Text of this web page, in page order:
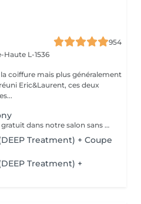
954
Haute L-1536
coiffure mais plus généralement
Eric&Laurent, ces deux
Cheveux 100% naturels Devis gratuit dans notre salon sans RDV
Treatment) + Coupe
Treatment) +